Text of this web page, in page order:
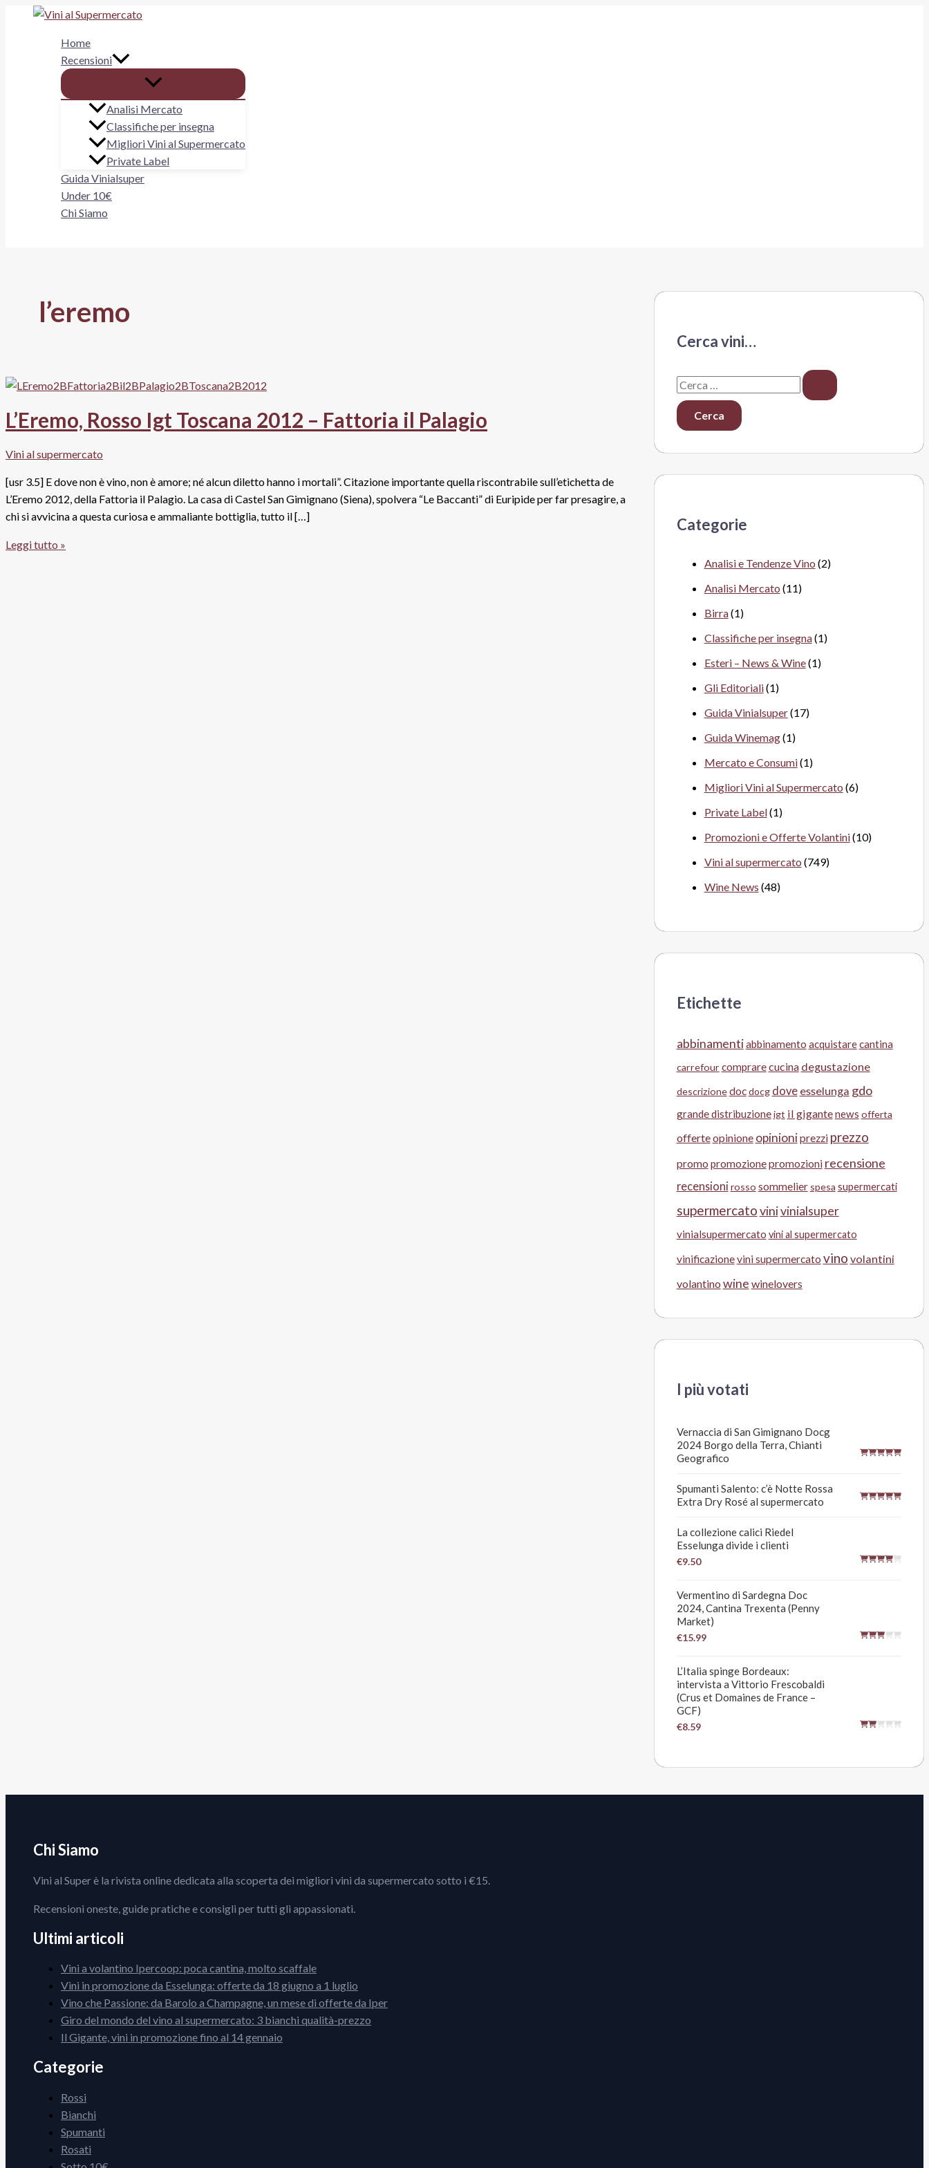
Home
Recensioni
Analisi Mercato
Classifiche per insegna
Migliori Vini al Supermercato
Private Label
Guida Vinialsuper
Under 10€
Chi Siamo
l’eremo
L’Eremo, Rosso Igt Toscana 2012 – Fattoria il Palagio
Vini al supermercato
[usr 3.5] E dove non è vino, non è amore; né alcun diletto hanno i mortali”. Citazione importante quella riscontrabile sull’etichetta de
L’Eremo 2012, della Fattoria il Palagio. La casa di Castel San Gimignano (Siena), spolvera “Le Baccanti” di Euripide per far presagire, a
chi si avvicina a questa curiosa e ammaliante bottiglia, tutto il […]
L’Eremo,
Leggi tutto »
Cerca vini…
C
e
r
Categorie
Analisi e Tendenze Vino (2)
Analisi Mercato (11)
Birra(1)
Classifiche per insegna(1)
Esteri – News & Wine(1)
Gli Editoriali(1)
Guida Vinialsuper(17)
Guida Winemag(1)
Mercato e Consumi(1)
Migliori Vini al Supermercato (6)
Private Label(1)
Promozioni e Offerte Volantini(10)
Vini al supermercato (749)
Wine News (48)
Etichette
abbinamentiabbinamento acquistarecantina
carrefour comprarecucina degustazione
descrizionedocdocg dove esselunga gdo
grande distribuzioneigt il gigantenews offerta
offerteopinione opinioniprezzi prezzo
promo promozionepromozioni recensione
recensioni rosso sommelier spesa supermercati
supermercatovinivinialsuper
vinialsupermercato vini al supermercato
vinificazionevini supermercato vino volantini
volantino wine winelovers
I più votati
Vernaccia di San Gimignano Docg
2024 Borgo della Terra, Chianti
Geografico
Spumanti Salento: c’è Notte Rossa
Extra Dry Rosé al supermercato
La collezione calici Riedel
Esselunga divide i clienti
€9.50
Vermentino di Sardegna Doc
2024, Cantina Trexenta (Penny
Market)
€15.99
L’Italia spinge Bordeaux:
intervista a Vittorio Frescobaldi
(Crus et Domaines de France –
GCF)
€8.59
Chi Siamo
Vini al Super è la rivista online dedicata alla scoperta dei migliori vini da supermercato sotto i €15.
Recensioni oneste, guide pratiche e consigli per tutti gli appassionati.
Ultimi articoli
Vini a volantino Ipercoop: poca cantina, molto scaffale
Vini in promozione da Esselunga: offerte da 18 giugno a 1 luglio
Vino che Passione: da Barolo a Champagne, un mese di offerte da Iper
Giro del mondo del vino al supermercato: 3 bianchi qualità-prezzo
Il Gigante, vini in promozione fino al 14 gennaio
Categorie
Rossi
Bianchi
Spumanti
Rosati